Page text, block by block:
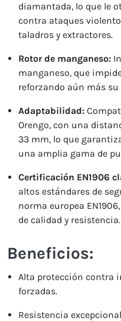
diamantada, lo que le
contra ataques
taladros y extractores.
Rotor de manganeso:
manganeso, que
reforzando aún más su
Adaptabilidad:
Orengo, con una
33 mm, lo que
una amplia gama de
Certificación EN1906
altos estándares de
norma europea
de calidad y resistencia.
Beneficios:
Alta protección contra
forzadas.
Resistencia